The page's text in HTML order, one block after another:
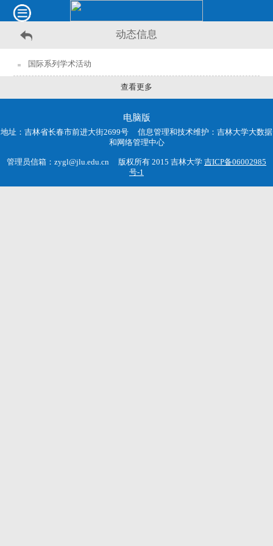
动态信息
国际系列学术活动
查看更多
电脑版
地址：吉林省长春市前进大街2699号 信息管理和技术维护：吉林大学大数据
和网络管理中心
管理员信箱：zygl@jlu.edu.cn 版权所有 2015 吉林大学 吉ICP备06002985
号-1